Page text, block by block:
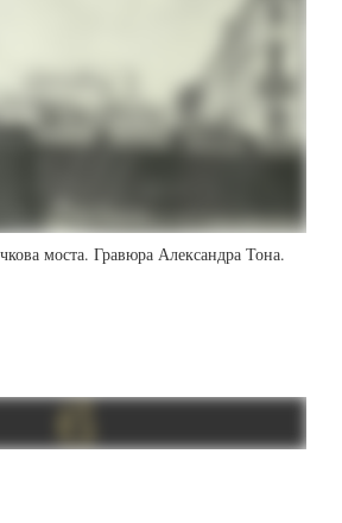
моста. Гравюра Александра Тона.